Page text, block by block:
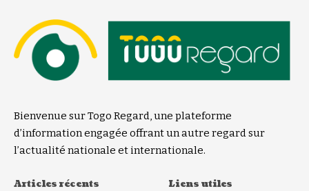
Bienvenue sur Togo Regard, une plateforme
d’information engagée offrant un autre regard sur
l’actualité nationale et internationale.
Articles récents Liens utiles